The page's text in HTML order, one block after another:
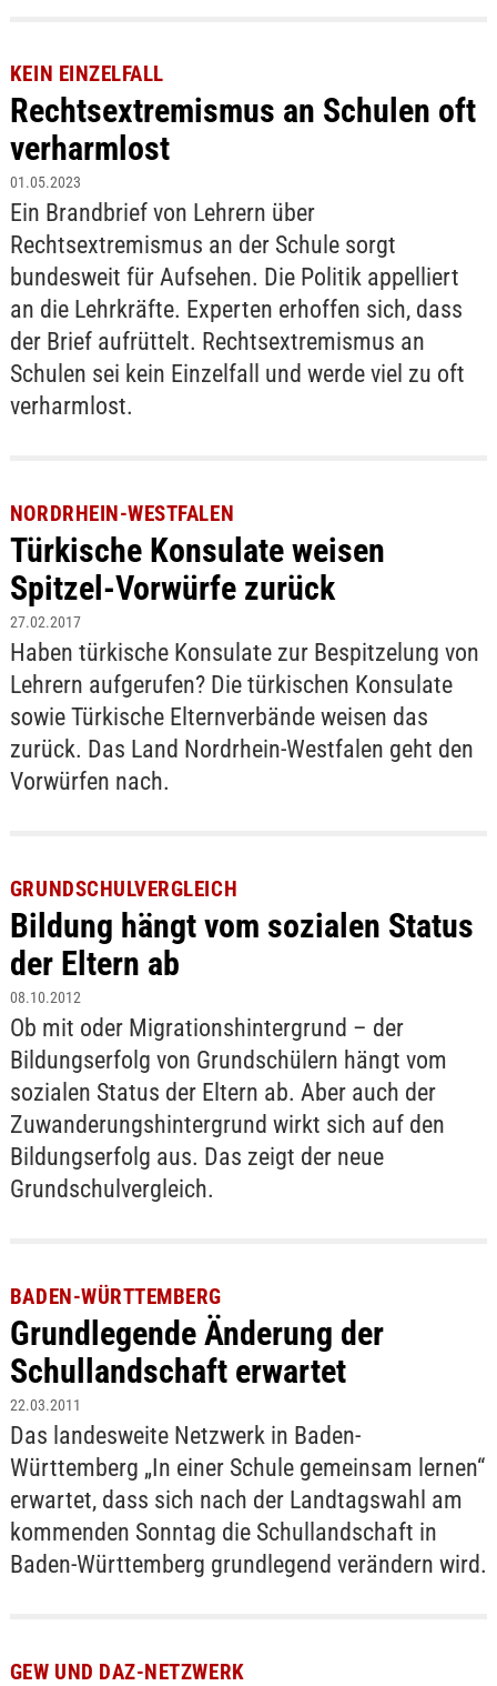
KEIN EINZELFALL
Rechtsextremismus an Schulen oft
verharmlost
01.05.2023
Ein Brandbrief von Lehrern über
Rechtsextremismus an der Schule sorgt
bundesweit für Aufsehen. Die Politik appelliert
an die Lehrkräfte. Experten erhoffen sich, dass
der Brief aufrüttelt. Rechtsextremismus an
Schulen sei kein Einzelfall und werde viel zu oft
verharmlost.
NORDRHEIN-WESTFALEN
Türkische Konsulate weisen
Spitzel-Vorwürfe zurück
27.02.2017
Haben türkische Konsulate zur Bespitzelung von
Lehrern aufgerufen? Die türkischen Konsulate
sowie Türkische Elternverbände weisen das
zurück. Das Land Nordrhein-Westfalen geht den
Vorwürfen nach.
GRUNDSCHULVERGLEICH
Bildung hängt vom sozialen Status
der Eltern ab
08.10.2012
Ob mit oder Migrationshintergrund – der
Bildungserfolg von Grundschülern hängt vom
sozialen Status der Eltern ab. Aber auch der
Zuwanderungshintergrund wirkt sich auf den
Bildungserfolg aus. Das zeigt der neue
Grundschulvergleich.
BADEN-WÜRTTEMBERG
Grundlegende Änderung der
Schullandschaft erwartet
22.03.2011
Das landesweite Netzwerk in Baden-
Württemberg „In einer Schule gemeinsam lernen“
erwartet, dass sich nach der Landtagswahl am
kommenden Sonntag die Schullandschaft in
Baden-Württemberg grundlegend verändern wird.
GEW UND DAZ-NETZWERK